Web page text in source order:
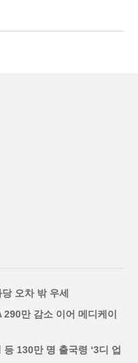
오차 밖 우세
290만 감소 이어 메디케이
130만 명 출국령 ‘3디 업